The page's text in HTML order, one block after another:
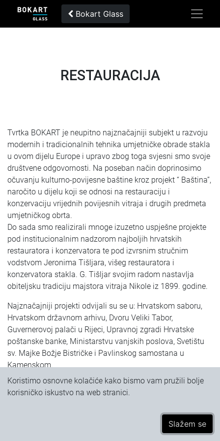
Bokart Glass
RESTAURACIJA
Tvrtka BOKART je neupitno najznačajniji subjekt u razvoju
modernih i tradicionalnih tehnika umjetničke obrade stakla
u ovom dijelu Europe i upravo zbog toga svjesni smo svoje
društvene odgovornosti. Na poseban način doprinosimo
očuvanju kulturno-povijesne baštine kroz projekt “ Baština”,
naročito u dijelu koji se odnosi na restauraciju i
konzervaciju vrijednih povijesnih vitraja i drugih predmeta
umjetničkog obrta.
Do sada smo realizirali mnoge izuzetno uspješne projekte
pod institucionalnim nadzorom najboljih hrvatskih
restauratora i konzervatora te pod izvrsnim stručnim
vodstvom Jeronima Tišljara, višeg restauratora i
konzervatora stakla. G. Tišljar svojim radom nastavlja
obiteljsku tradiciju majstora vitraja Nikole iz 1899. godine.
Najznačajniji projekti odvijali su se u: Hrvatskom saboru,
Hrvatskom državnom arhivu, Dvoru Veliki Tabor,
Guvernerovoj palači u Rijeci, Upravnoj zgradi Hrvatske
poštanske banke, Ministarstvu vanjskih poslova, Svetištu
sv. Majke Božje Bistričke i Pavlinskog samostana u
Kamenskom.
Dobro poznavanje danas rijetkih i zaboravljenih
postupaka obrade stakla omogućuje nam obnovu baštine
lijevanja jedinstvenih aplikacija, izvođenjem baršunastih
struktura jetkanjem i izradom savršenih replika staklenih
oblika puhanjem. Ponosni smo na postignutu kvalitetu i
Koristimo osnovne kolačiće kako bismo vam pružili bolje
korisničko iskustvo na web stranici.
Slažem se​​​​